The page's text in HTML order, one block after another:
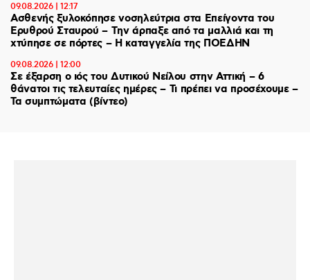
09.08.2026 | 12:17
Ασθενής ξυλοκόπησε νοσηλεύτρια στα Επείγοντα του
Ερυθρού Σταυρού – Tην άρπαξε από τα μαλλιά και τη
χτύπησε σε πόρτες – Η καταγγελία της ΠΟΕΔΗΝ
09.08.2026 | 12:00
Σε έξαρση ο ιός του Δυτικού Νείλου στην Αττική – 6
θάνατοι τις τελευταίες ημέρες – Τι πρέπει να προσέχουμε –
Τα συμπτώματα (βίντεο)